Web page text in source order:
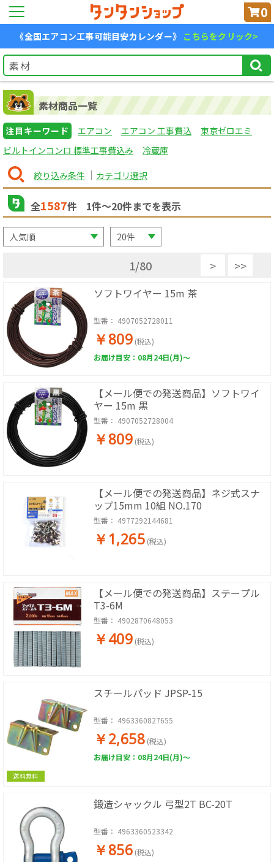
0
《全国エアコン工事可能目安カレンダー》 こちらをクリック>
素材商品一覧
注目キーワード エアコン エアコン 工事費込
東京ゼロエミ
ビルトインコンロ 標準工事費込み
冷蔵庫
絞り込み条件 カテゴリ選択
全1587件 1件〜20件までを表示
1/80 > >>
ソフトワイヤー 15m 茶
型番： 4907052728011
￥809 (税込)
お届け目安：08月24日(月)～
【メール便での発送商品】ソフトワイ
ヤー 15m 黒
型番： 4907052728004
￥809 (税込)
【メール便での発送商品】ネジ式スナ
ップ15mm 10組 NO.170
型番： 4977292144681
￥1,265 (税込)
【メール便での発送商品】ステープル
T3-6M
型番： 4902870648053
￥409 (税込)
送料無料
スチールパッド JPSP-15
型番： 4963360827655
￥2,658 (税込)
お届け目安：08月24日(月)～
鍛造シャックル 弓型2T BC-20T
型番： 4963360523342
￥856 (税込)